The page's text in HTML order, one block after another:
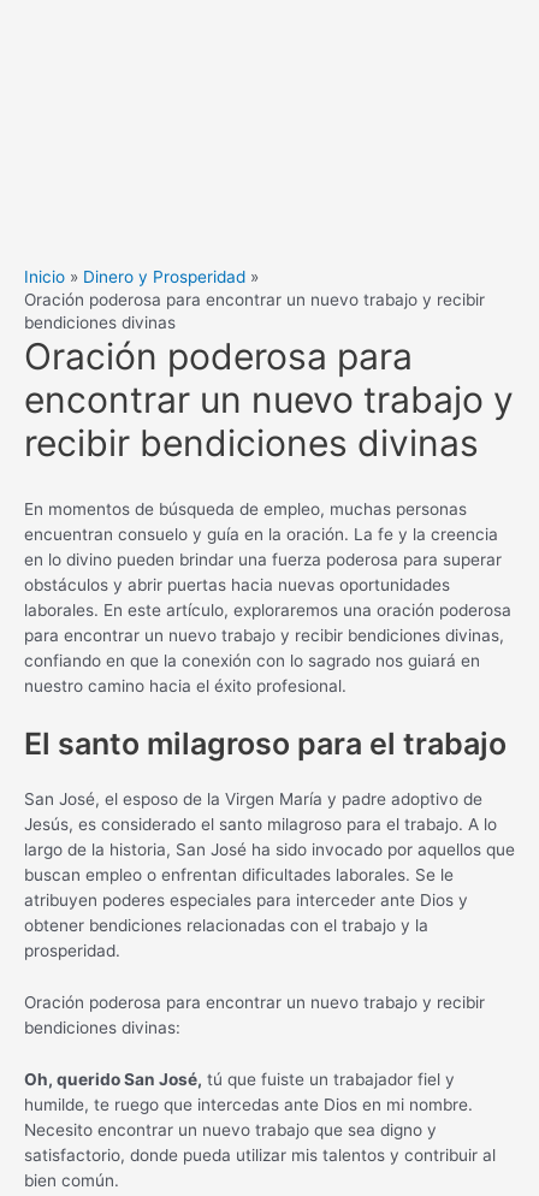
Inicio
Dinero y Prosperidad
Oración poderosa para encontrar un nuevo trabajo y recibir
bendiciones divinas
Oración poderosa para
encontrar un nuevo trabajo y
recibir bendiciones divinas
En momentos de búsqueda de empleo, muchas personas
encuentran consuelo y guía en la oración. La fe y la creencia
en lo divino pueden brindar una fuerza poderosa para superar
obstáculos y abrir puertas hacia nuevas oportunidades
laborales. En este artículo, exploraremos una oración poderosa
para encontrar un nuevo trabajo y recibir bendiciones divinas,
confiando en que la conexión con lo sagrado nos guiará en
nuestro camino hacia el éxito profesional.
El santo milagroso para el trabajo
San José, el esposo de la Virgen María y padre adoptivo de
Jesús, es considerado el santo milagroso para el trabajo. A lo
largo de la historia, San José ha sido invocado por aquellos que
buscan empleo o enfrentan dificultades laborales. Se le
atribuyen poderes especiales para interceder ante Dios y
obtener bendiciones relacionadas con el trabajo y la
prosperidad.
Oración poderosa para encontrar un nuevo trabajo y recibir
bendiciones divinas:
Oh, querido San José, tú que fuiste un trabajador fiel y
humilde, te ruego que intercedas ante Dios en mi nombre.
Necesito encontrar un nuevo trabajo que sea digno y
satisfactorio, donde pueda utilizar mis talentos y contribuir al
bien común.